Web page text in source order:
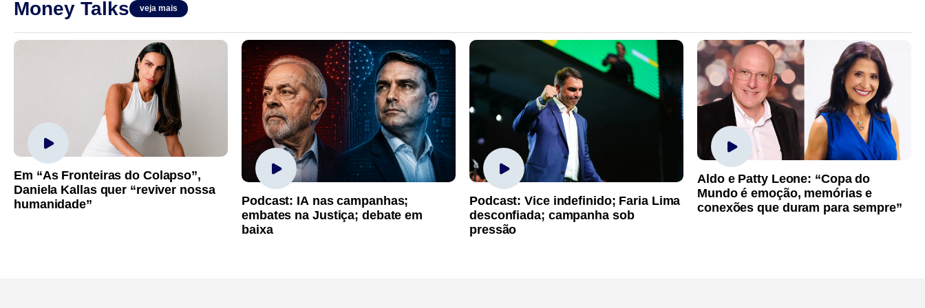
Money Talks veja mais
Em “As Fronteiras do Colapso”,
Daniela Kallas quer “reviver nossa
humanidade”
Podcast: IA nas campanhas;
embates na Justiça; debate em
baixa
Podcast: Vice indefinido; Faria Lima
desconfiada; campanha sob
pressão
Aldo e Patty Leone: “Copa do
Mundo é emoção, memórias e
conexões que duram para sempre”